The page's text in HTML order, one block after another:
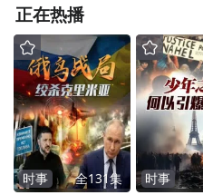
正在热播
时事 全131集 时事